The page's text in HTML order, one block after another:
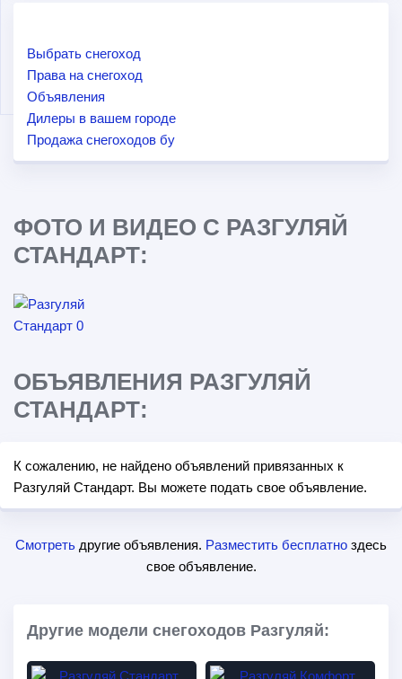
Выбрать снегоход
Права на снегоход
Объявления
Дилеры в вашем городе
Продажа снегоходов бу
ФОТО И ВИДЕО С РАЗГУЛЯЙ
СТАНДАРТ:
ОБЪЯВЛЕНИЯ РАЗГУЛЯЙ
СТАНДАРТ:
К сожалению, не найдено объявлений привязанных к
Разгуляй Стандарт. Вы можете подать свое объявление.
Смотреть другие объявления. Разместить бесплатно здесь
свое объявление.
Другие модели снегоходов Разгуляй: